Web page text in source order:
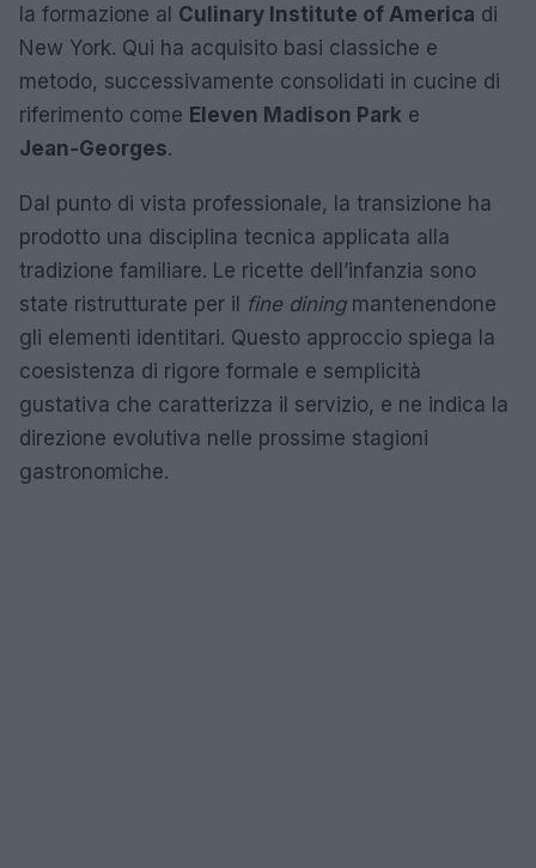
la formazione al Culinary Institute of America di
New York. Qui ha acquisito basi classiche e
metodo, successivamente consolidati in cucine di
riferimento come Eleven Madison Park e
Jean‑Georges.
Dal punto di vista professionale, la transizione ha
prodotto una disciplina tecnica applicata alla
tradizione familiare. Le ricette dell’infanzia sono
state ristrutturate per il fine diningmantenendone
gli elementi identitari. Questo approccio spiega la
coesistenza di rigore formale e semplicità
gustativa che caratterizza il servizio, e ne indica la
direzione evolutiva nelle prossime stagioni
gastronomiche.